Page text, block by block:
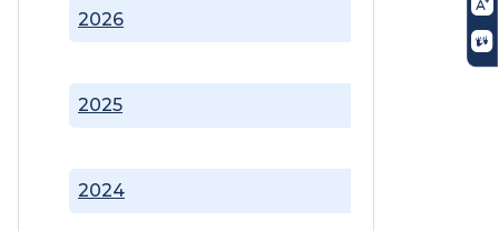
2024
2025
2026